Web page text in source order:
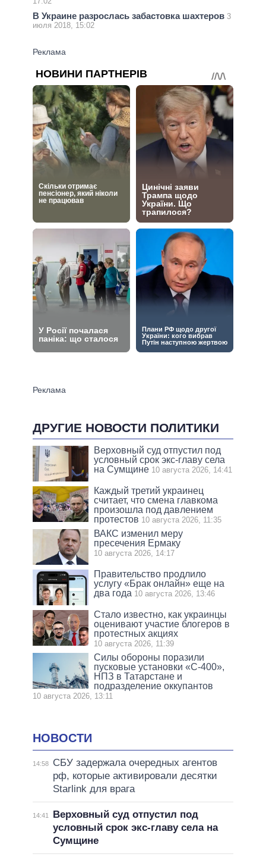
В Украине разрослась забастовка шахтеров 3
июля 2018, 15:02
ДРУГИЕ НОВОСТИ ПОЛИТИКИ
Верховный суд отпустил под
условный срок экс-главу села
на Сумщине 10 августа 2026, 14:41
Каждый третий украинец
считает, что смена главкома
произошла под давлением
протестов 10 августа 2026, 11:35
ВАКС изменил меру
пресечения Ермаку
10 августа 2026, 14:17
Правительство продлило
услугу «Брак онлайн» еще на
два года 10 августа 2026, 13:46
Стало известно, как украинцы
оценивают участие блогеров в
протестных акциях
10 августа 2026, 11:39
Силы обороны поразили
пусковые установки «С-400»,
НПЗ в Татарстане и
подразделение оккупантов
10 августа 2026, 13:11
НОВОСТИ
14:58
СБУ задержала очередных агентов
рф, которые активировали десятки
Starlink для врага
14:41
Верховный суд отпустил под
условный срок экс-главу села на
Сумщине